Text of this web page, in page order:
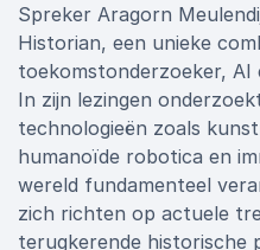
Spreker Aragorn
Historian, een unieke
toekomstonderzoeker,
In zijn lezingen
technologieën zoals
humanoïde robotica en
wereld fundamenteel
zich richten op actuele
terugkerende historische